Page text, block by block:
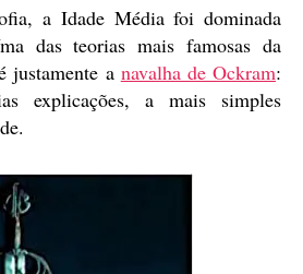
a Idade Média foi dominada
das teorias mais famosas da
justamente a navalha de Ockram:
explicações, a mais simples